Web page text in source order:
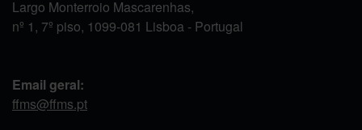
Largo Monterroio Mascarenhas,
nº 1, 7º piso, 1099-081 Lisboa - Portugal
Email geral:
ffms@ffms.pt